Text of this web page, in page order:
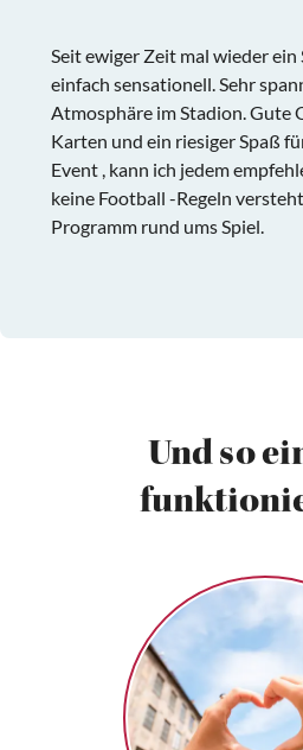
Seit ewiger Zeit mal wieder ein
einfach sensationell. Sehr
Atmosphäre im Stadion. Gute
Karten und ein riesiger Spaß
Event , kann ich jedem
keine Football -Regeln
Programm rund ums Spiel.
Und so